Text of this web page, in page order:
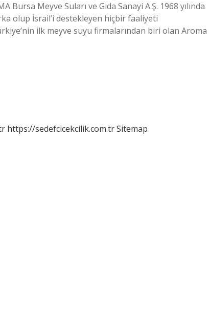
Meyve Suları ve Gıda Sanayi A.Ş. 1968 yılında
olup İsrail’i destekleyen hiçbir faaliyeti
ilk meyve suyu firmalarından biri olan Aroma
https://sedefcicekcilik.com.trSitemap